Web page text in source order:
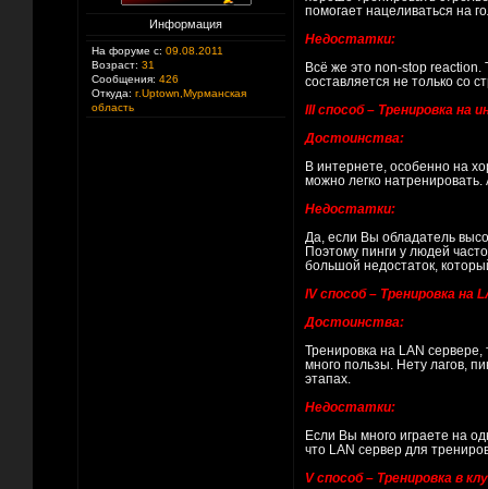
Информация
На форуме с: 09.08.2011
Возраст: 31
Сообщения: 426
Откуда: г.Uptown,Мурманская
область
помогает нацеливаться на
Недостатки:
Всё же это non-stop reaction.
составляется не только со
III способ – Тренировка на
Достоинства:
В интернете, особенно на
можно легко
Недостатки:
Да, если Вы обладатель
Поэтому пинги у людей
большой недостаток,
IV способ – Тренировка на
Достоинства:
Тренировка на LAN
много пользы. Нету лагов,
этапах.
Недостатки:
Если Вы много играете на
что LAN сервер для
V способ – Тренировка в